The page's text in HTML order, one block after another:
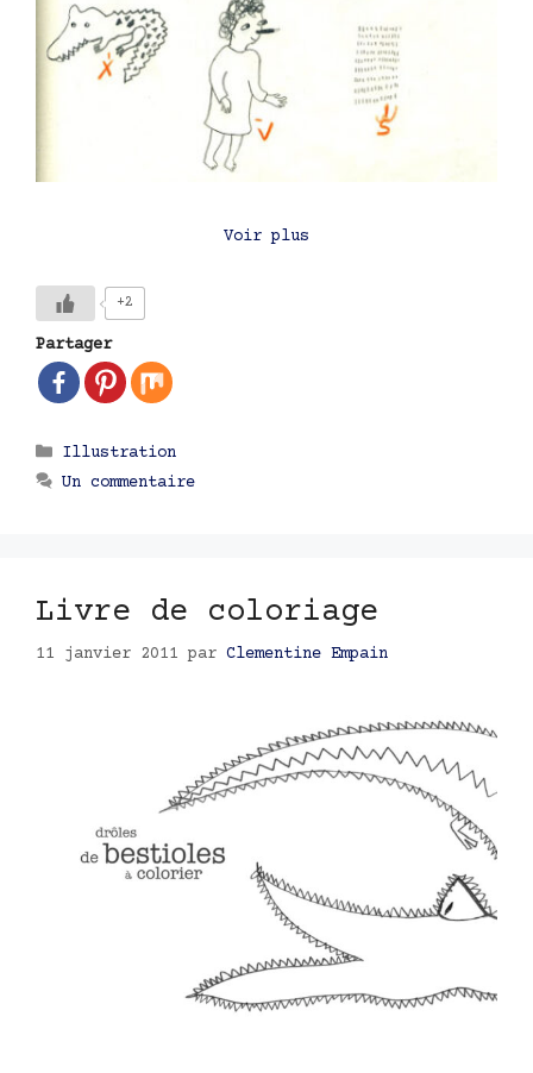
Voir plus
+2
Partager
Catégories
Illustration
Un commentaire
Livre de coloriage
11 janvier 2011 par Clementine Empain